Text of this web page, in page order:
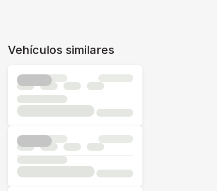
Vehículos similares